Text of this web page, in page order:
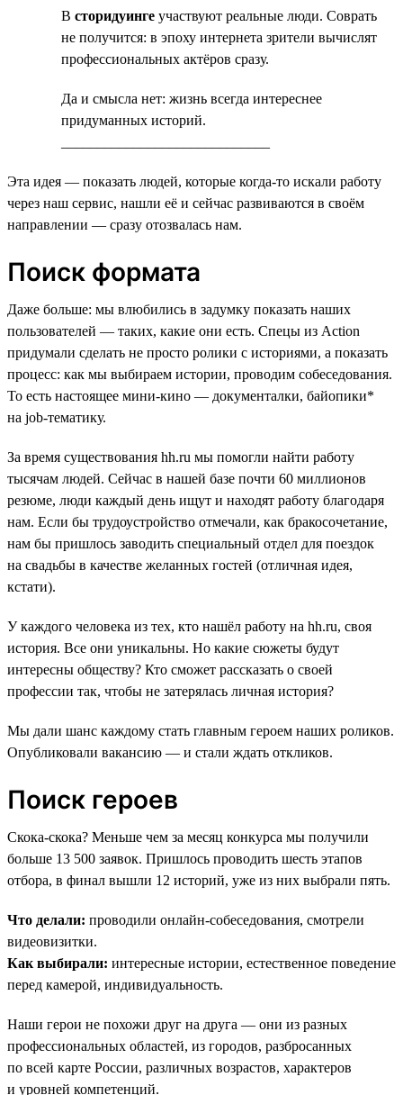
В сторидуинге участвуют реальные люди. Соврать
не получится: в эпоху интернета зрители вычислят
профессиональных актёров сразу.
Да и смысла нет: жизнь всегда интереснее
придуманных историй.
Эта идея — показать людей, которые когда-то искали работу
через наш сервис, нашли её и сейчас развиваются в своём
направлении — сразу отозвалась нам.
Поиск формата
Даже больше: мы влюбились в задумку показать наших
пользователей — таких, какие они есть. Спецы из Action
придумали сделать не просто ролики с историями, а показать
процесс: как мы выбираем истории, проводим собеседования.
То есть настоящее мини-кино — документалки, байопики*
на job-тематику.
За время существования hh.ru мы помогли найти работу
тысячам людей. Сейчас в нашей базе почти 60 миллионов
резюме, люди каждый день ищут и находят работу благодаря
нам. Если бы трудоустройство отмечали, как бракосочетание,
нам бы пришлось заводить специальный отдел для поездок
на свадьбы в качестве желанных гостей (отличная идея,
кстати).
У каждого человека из тех, кто нашёл работу на hh.ru, своя
история. Все они уникальны. Но какие сюжеты будут
интересны обществу? Кто сможет рассказать о своей
профессии так, чтобы не затерялась личная история?
Мы дали шанс каждому стать главным героем наших роликов.
Опубликовали вакансию — и стали ждать откликов.
Поиск героев
Скока-скока? Меньше чем за месяц конкурса мы получили
больше 13 500 заявок. Пришлось проводить шесть этапов
отбора, в финал вышли 12 историй, уже из них выбрали пять.
Что делали: проводили онлайн-собеседования, смотрели
видеовизитки.
Как выбирали: интересные истории, естественное поведение
перед камерой, индивидуальность.
Наши герои не похожи друг на друга — они из разных
профессиональных областей, из городов, разбросанных
по всей карте России, различных возрастов, характеров
и уровней компетенций.